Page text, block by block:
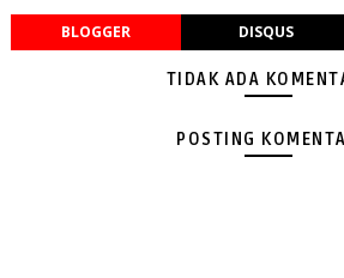
BLOGGER DISQUS
TIDAK ADA
POSTING